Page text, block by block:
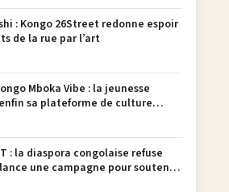
: Kongo 26Street redonne espoir
de la rue par l’art
Mboka Vibe : la jeunesse
sa plateforme de culture
: la diaspora congolaise refuse
une campagne pour soutenir
depuis Bruxelles